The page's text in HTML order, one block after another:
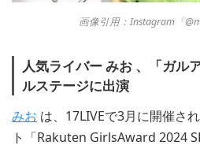
画像引用：Instagram「
人気ライバー みお 、「ガル
ルステージに出演
みお は、17LIVEで3月に開催さ
ト「Rakuten GirlsAward 2024